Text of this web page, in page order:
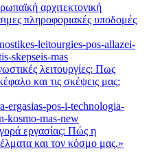
αρχιτεκτονική
πληροφοριακές υποδομές
λειτουργίες: Πως
και τις σκέψεις μας;
εργασίας: Πώς η
και τον κόσμο μας.»